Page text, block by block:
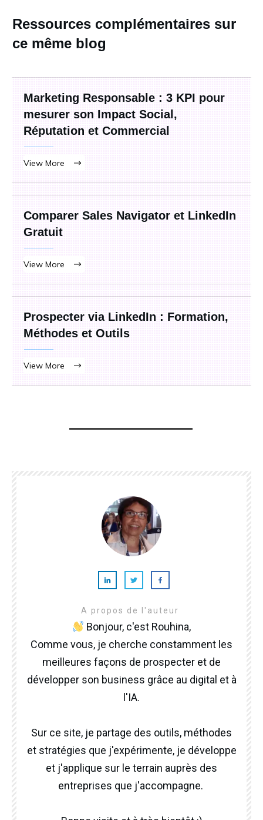
Ressources complémentaires sur
ce même blog
Marketing Responsable : 3 KPI pour
mesurer son Impact Social,
Réputation et Commercial
View More
Comparer Sales Navigator et LinkedIn
Gratuit
View More
Prospecter via LinkedIn : Formation,
Méthodes et Outils
View More
A propos de l'auteur
Bonjour, c'est Rouhina,
Comme vous, je cherche constamment les
meilleures façons de prospecter et de
développer son business grâce au digital et à
l'IA.
Sur ce site, je partage des outils, méthodes
et stratégies que j'expérimente, je développe
et j'applique sur le terrain auprès des
entreprises que j'accompagne.